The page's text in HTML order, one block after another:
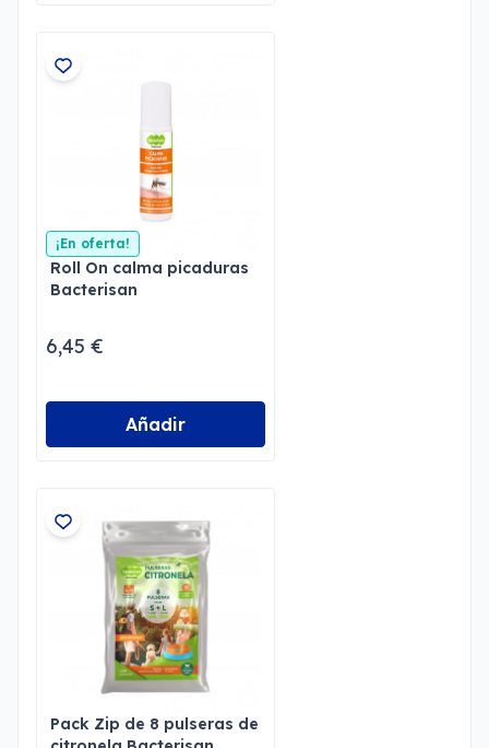
¡En oferta!
Roll On calma picaduras
Bacterisan
6,45 €
Añadir
Pack Zip de 8 pulseras de